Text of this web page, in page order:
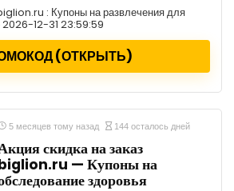
: Купоны на развлечения для
2026-12-31 23:59:59
(ОТКРЫТЬ)
5 месяцев тому назад 144 осталось дней
скидка на заказ
— Купоны на
здоровья